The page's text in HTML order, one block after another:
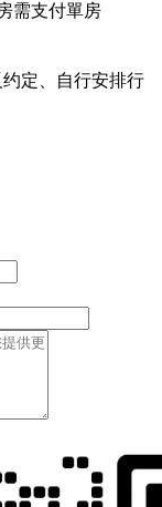
需支付單房
定、自行安排行